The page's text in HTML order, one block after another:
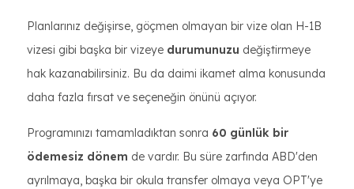
Planlarınız değişirse, göçmen olmayan bir vize olan H-1B
vizesi gibi başka bir vizeye durumunuzu değiştirmeye
hak kazanabilirsiniz. Bu da daimi ikamet alma konusunda
daha fazla fırsat ve seçeneğin önünü açıyor.
Programınızı tamamladıktan sonra 60 günlük bir
ödemesiz dönem de vardır. Bu süre zarfında ABD'den
ayrılmaya, başka bir okula transfer olmaya veya OPT'ye